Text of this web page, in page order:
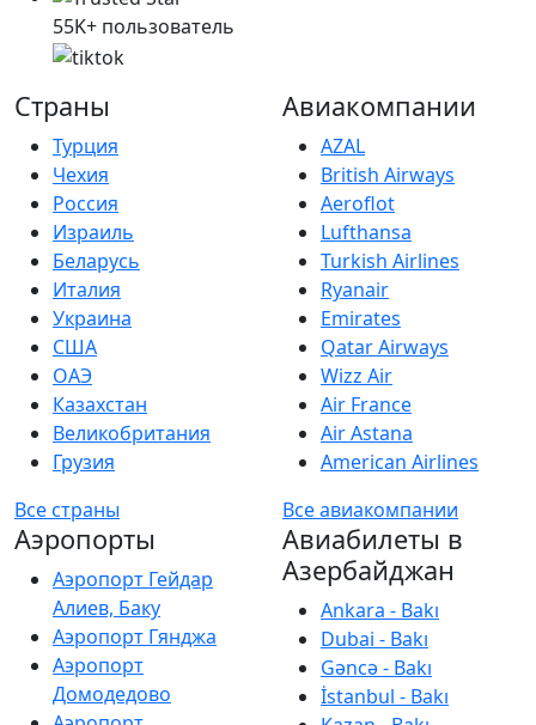
55K+ пользователь
Страны
Турция
Чехия
Россия
Израиль
Беларусь
Италия
Украина
США
ОАЭ
Казахстан
Великобритания
Грузия
Все страны
Авиакомпании
AZAL
British Airways
Aeroflot
Lufthansa
Turkish Airlines
Ryanair
Emirates
Qatar Airways
Wizz Air
Air France
Air Astana
American Airlines
Все авиакомпании
Аэропорты
Аэропорт Гейдар
Алиев, Баку
Аэропорт Гянджа
Аэропорт
Домодедово
Авиабилеты в
Азербайджан
Ankara - Bakı
Dubai - Bakı
Gəncə - Bakı
İstanbul - Bakı